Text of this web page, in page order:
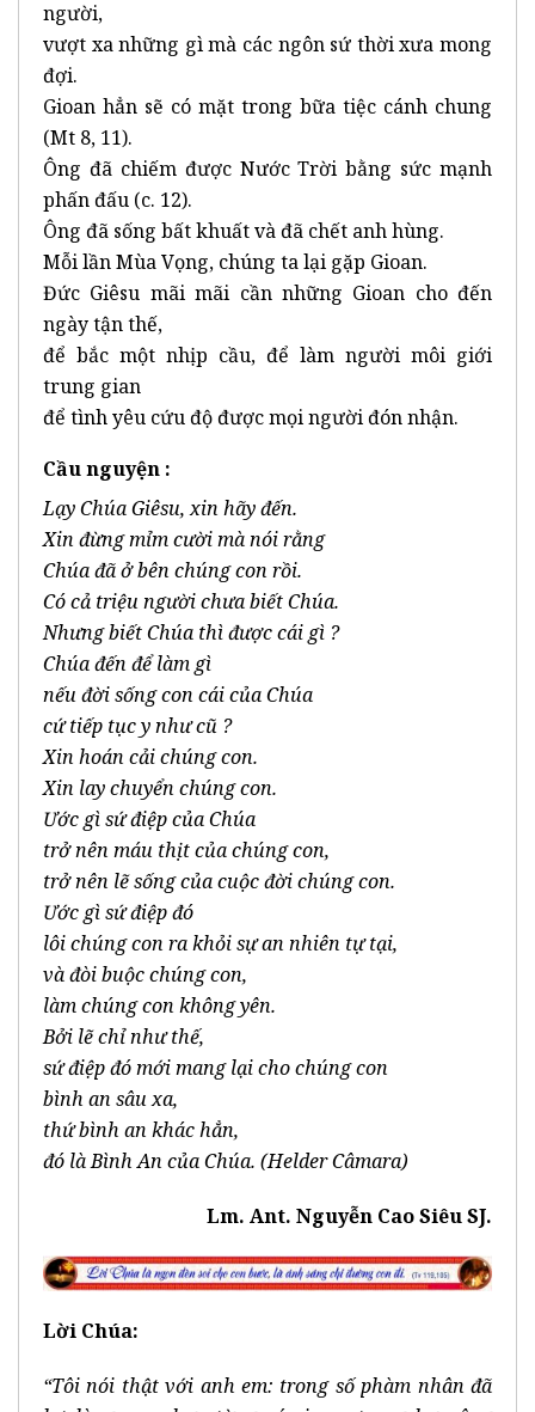
người,
vượt xa những gì mà các ngôn sứ thời xưa mong
đợi.
Gioan hẳn sẽ có mặt trong bữa tiệc cánh chung
(Mt 8, 11).
Ông đã chiếm được Nước Trời bằng sức mạnh
phấn đấu (c. 12).
Ông đã sống bất khuất và đã chết anh hùng.
Mỗi lần Mùa Vọng, chúng ta lại gặp Gioan.
Đức Giêsu mãi mãi cần những Gioan cho đến
ngày tận thế,
để bắc một nhịp cầu, để làm người môi giới
trung gian
để tình yêu cứu độ được mọi người đón nhận.
Cầu nguyện :
Lạy Chúa Giêsu, xin hãy đến.
Xin đừng mỉm cười mà nói rằng
Chúa đã ở bên chúng con rồi.
Có cả triệu người chưa biết Chúa.
Nhưng biết Chúa thì được cái gì ?
Chúa đến để làm gì
nếu đời sống con cái của Chúa
cứ tiếp tục y như cũ ?
Xin hoán cải chúng con.
Xin lay chuyển chúng con.
Ước gì sứ điệp của Chúa
trở nên máu thịt của chúng con,
trở nên lẽ sống của cuộc đời chúng con.
Ước gì sứ điệp đó
lôi chúng con ra khỏi sự an nhiên tự tại,
và đòi buộc chúng con,
làm chúng con không yên.
Bởi lẽ chỉ như thế,
sứ điệp đó mới mang lại cho chúng con
bình an sâu xa,
thứ bình an khác hẳn,
đó là Bình An của Chúa. (Helder Câmara)
Lm. Ant. Nguyễn Cao Siêu SJ.
Lời Chúa:
“Tôi nói thật với anh em: trong số phàm nhân đã